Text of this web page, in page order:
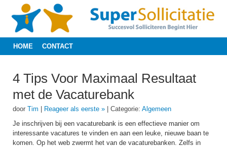
HOME CONTACT
4 Tips Voor Maximaal Resultaat
met de Vacaturebank
door Tim Reageer als eerste » Categorie: Algemeen
Je inschrijven bij een vacaturebank is een effectieve manier om
interessante vacatures te vinden en aan een leuke, nieuwe baan te
komen. Op het web zwermt het van de vacaturebanken. Zelfs in